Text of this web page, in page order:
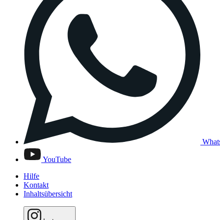
YouTube
Hilfe
Kontakt
Inhaltsübersicht